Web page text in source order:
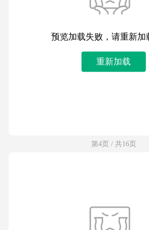
预览加载失败，请重新加
重新加载
第4页 / 共16页